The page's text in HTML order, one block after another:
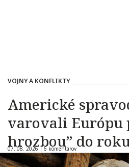
VOJNY A KONFLIKTY
Americké
varovali Európu
hrozbou” do
07. 08. 2026 |6 komentárov